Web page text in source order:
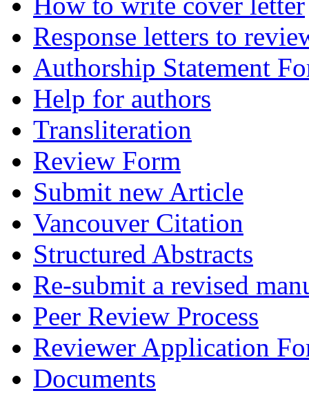
Response letters to
Authorship Statement
Help for authors
Transliteration
Review Form
Submit new Article
Vancouver Citation
Structured Abstracts
Re-submit a revised
Peer Review Process
Reviewer Application
Documents